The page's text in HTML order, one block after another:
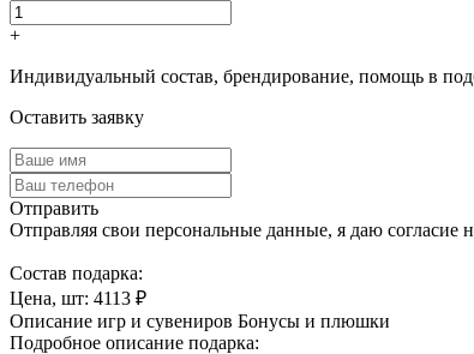
+
Индивидуальный состав, брендирование, помощь в
Оставить заявку
Отправить
Отправляя свои персональные данные, я даю согласие
Cостав подарка:
Цена, шт: 4113 ₽
Описание игр и сувениров Бонусы и плюшки
Подробное описание подарка: